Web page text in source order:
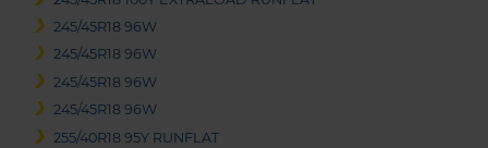
245/45R18 96W
245/45R18 96W
245/45R18 96W
245/45R18 96W
255/40R18 95Y RUNFLAT